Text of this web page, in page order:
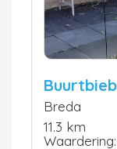
Breda
11.3 km
Waardering: